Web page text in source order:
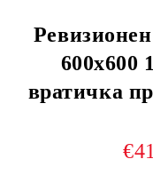
600x600
вратичка